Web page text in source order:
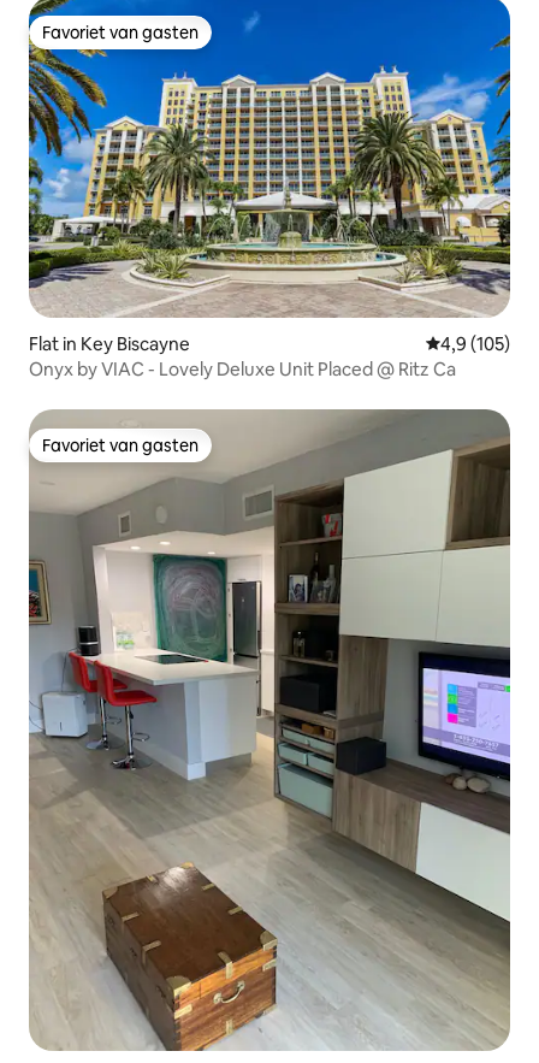
Favoriet van gasten
Favoriet van gasten
Flat in Key Biscayne Gemiddelde
4,9 (105)
Onyx by VIAC - Lovely Deluxe Unit Placed @ Ritz Ca
Favoriet van gasten
Favoriet van gasten